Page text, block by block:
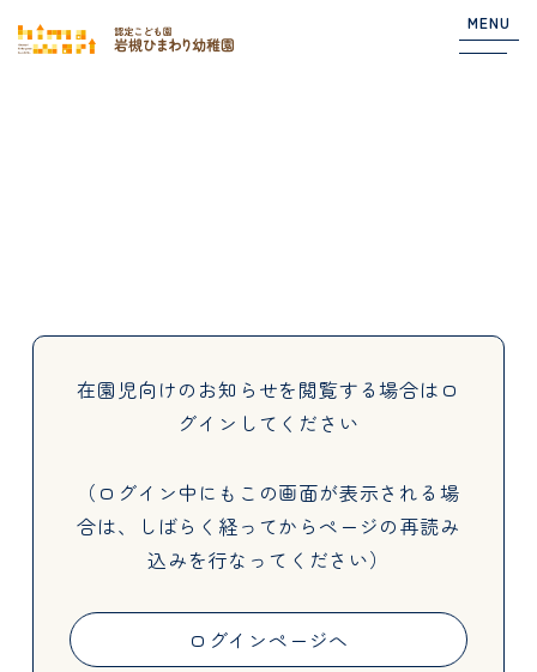
MENU
About
Activities
在園児向けのお知らせを閲覧する場合は ロ
グインしてください
（ログイン中にもこの画面が表示される場
合は、しばらく経ってからページの再読み
込みを行なってください）
ログインページへ